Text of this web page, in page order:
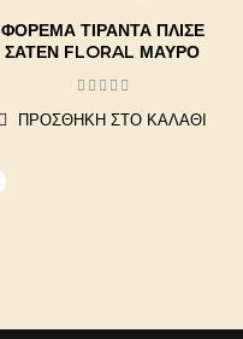
ΦΟΡΕΜΑ ΤΙΡΑΝΤΑ ΠΛΙΣΕ
ΣΑΤΕΝ FLORAL ΜΑΎΡΟ
ΠΡΟΣΘΉΚΗ ΣΤΟ ΚΑΛΆΘΙ